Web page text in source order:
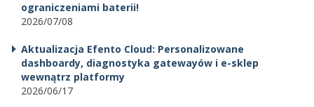
ograniczeniami baterii!
2026/07/08
Aktualizacja Efento Cloud: Personalizowane
dashboardy, diagnostyka gatewayów i e-sklep
wewnątrz platformy
2026/06/17